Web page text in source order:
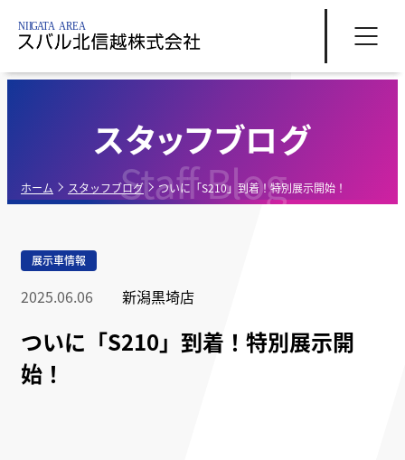
Staff Blog
スタッフブログ
ホーム スタッフブログ ついに「S210」到着！特別展示開始！
展示車情報
2025.06.06 新潟黒埼店
ついに「S210」到着！特別展示開
始！